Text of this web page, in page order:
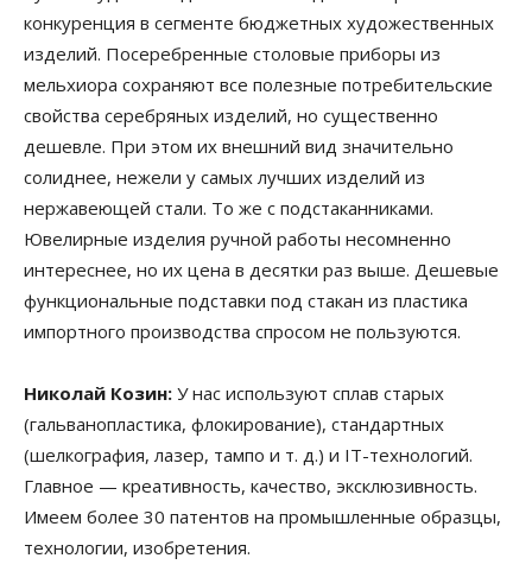
конкуренция в сегменте бюджетных художественных
изделий. Посеребренные столовые приборы из
мельхиора сохраняют все полезные потребительские
свойства серебряных изделий, но существенно
дешевле. При этом их внешний вид значительно
солиднее, нежели у самых лучших изделий из
нержавеющей стали. То же с подстаканниками.
Ювелирные изделия ручной работы несомненно
интереснее, но их цена в десятки раз выше. Дешевые
функциональные подставки под стакан из пластика
импортного производства спросом не пользуются.
Николай Козин: У нас используют сплав старых
(гальванопластика, флокирование), стандартных
(шелкография, лазер, тампо и т. д.) и IT-технологий.
Главное — креативность, качество, эксклюзивность.
Имеем более 30 патентов на промышленные образцы,
технологии, изобретения.